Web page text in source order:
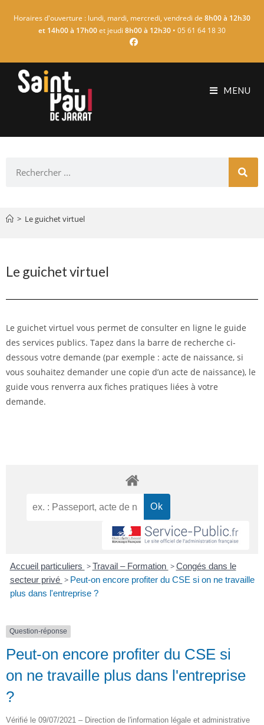
Horaires d'ouverture : lundi, mardi, mercredi, vendredi de 8h00 à 12h30
et 14h00 à 17h00et jeudi 8h00 à 12h30 • 05 61 64 18 30
MENU
> Le guichet virtuel
Le guichet virtuel
Le guichet virtuel vous permet de consulter en ligne le guide
des services publics. Tapez dans la barre de recherche ci-
dessous votre demande (par exemple : acte de naissance, si
vous souhaitez demander une copie d’un acte de naissance), le
guide vous renverra aux fiches pratiques liées à votre
demande.
Accueil particuliers > Travail – Formation > Congés dans le
secteur privé > Peut-on encore profiter du CSE si on ne travaille
plus dans l'entreprise ?
Question-réponse
Peut-on encore profiter du CSE si
on ne travaille plus dans l'entreprise
?
Vérifié le 09/07/2021 – Direction de l'information légale et administrative